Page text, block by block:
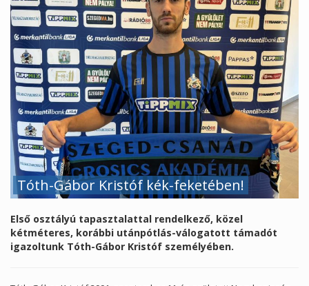
Tóth-Gábor Kristóf kék-feketében!
Első osztályú tapasztalattal rendelkező, közel
kétméteres, korábbi utánpótlás-válogatott támadót
igazoltunk Tóth-Gábor Kristóf személyében.